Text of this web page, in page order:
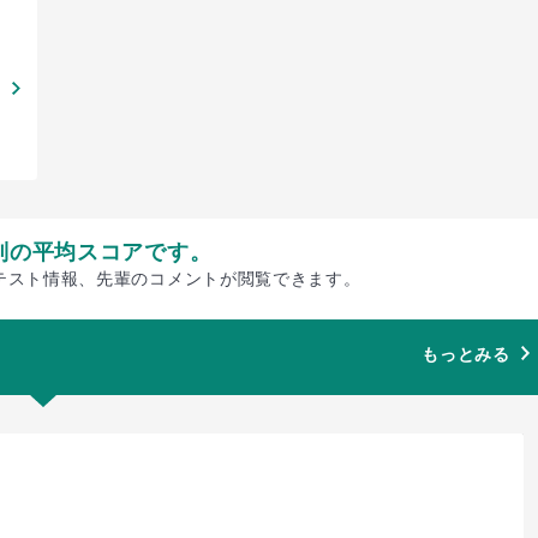
平均スコアです。
ト情報、先輩のコメントが閲覧できます。
もっとみる